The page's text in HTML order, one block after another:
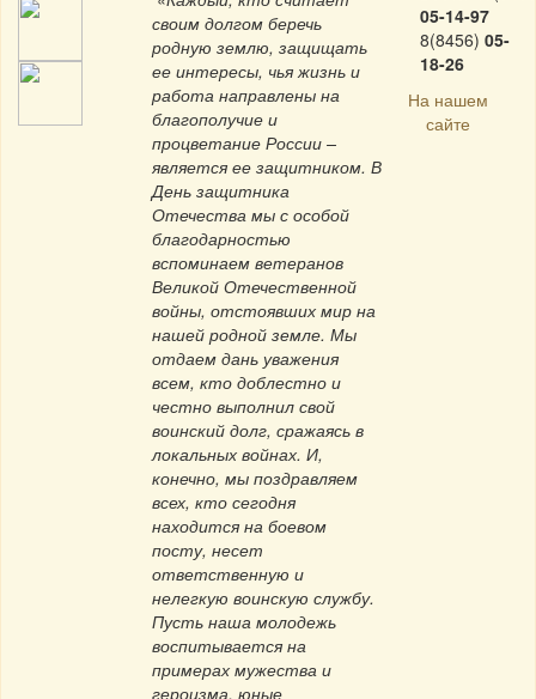
своим долгом беречь
родную землю, защищать
ее интересы, чья жизнь и
работа направлены на
благополучие и
процветание России –
является ее защитником. В
День защитника
Отечества мы с особой
благодарностью
вспоминаем ветеранов
Великой Отечественной
войны, отстоявших мир на
нашей родной земле. Мы
отдаем дань уважения
всем, кто доблестно и
честно выполнил свой
воинский долг, сражаясь в
локальных войнах. И,
конечно, мы поздравляем
всех, кто сегодня
находится на боевом
посту, несет
ответственную и
нелегкую воинскую службу.
Пусть наша молодежь
воспитывается на
примерах мужества и
героизма, юные
05-14-97
8(8456) 05-
18-26
На нашем
сайте